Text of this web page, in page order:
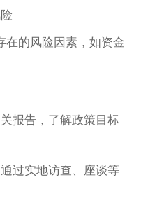
在的风险因素，如资金
报告，了解政策目标
过实地访查、座谈等